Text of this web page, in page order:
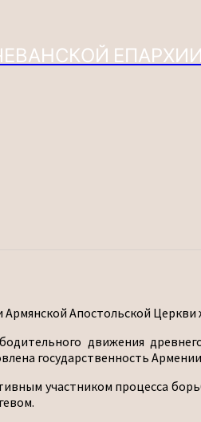
Апостольской Церкви
движения
государственность
участником процесса